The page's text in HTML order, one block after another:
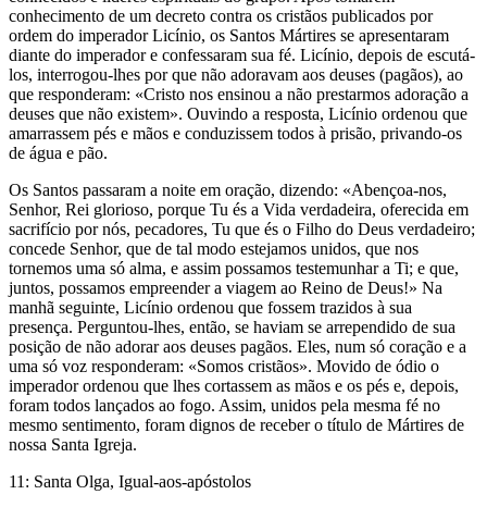
conhecimento de um decreto contra os cristãos publicados por
ordem do imperador Licínio, os Santos Mártires se apresentaram
diante do imperador e confessaram sua fé. Licínio, depois de escutá-
los, interrogou-lhes por que não adoravam aos deuses (pagãos), ao
que responderam: «Cristo nos ensinou a não prestarmos adoração a
deuses que não existem». Ouvindo a resposta, Licínio ordenou que
amarrassem pés e mãos e conduzissem todos à prisão, privando-os
de água e pão.
Os Santos passaram a noite em oração, dizendo: «Abençoa-nos,
Senhor, Rei glorioso, porque Tu és a Vida verdadeira, oferecida em
sacrifício por nós, pecadores, Tu que és o Filho do Deus verdadeiro;
concede Senhor, que de tal modo estejamos unidos, que nos
tornemos uma só alma, e assim possamos testemunhar a Ti; e que,
juntos, possamos empreender a viagem ao Reino de Deus!» Na
manhã seguinte, Licínio ordenou que fossem trazidos à sua
presença. Perguntou-lhes, então, se haviam se arrependido de sua
posição de não adorar aos deuses pagãos. Eles, num só coração e a
uma só voz responderam: «Somos cristãos». Movido de ódio o
imperador ordenou que lhes cortassem as mãos e os pés e, depois,
foram todos lançados ao fogo. Assim, unidos pela mesma fé no
mesmo sentimento, foram dignos de receber o título de Mártires de
nossa Santa Igreja.
11: Santa Olga, Igual-aos-apóstolos